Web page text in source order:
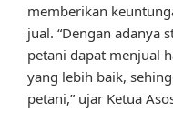
memberikan
jual. “Dengan adanya
petani dapat menjual
yang lebih baik,
petani,” ujar Ketua